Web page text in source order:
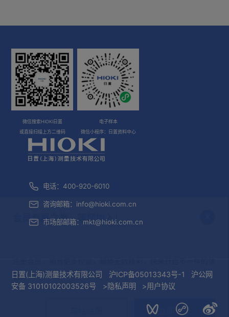
会员专属之旅，等您加入！
验。
立即登录
微信搜索HIOKI日置
或直接扫描上方二维码
电子样本
微信小程序：日置资料中心
电话：400-920-6010
咨询邮箱： info@hioki.com.cn
市场部邮箱： mkt@hioki.com.cn
日置(上海)测量技术有限公司 沪ICP备05013343号-1
沪公网
安备 31010102003526号
>隐私声明 >用户协议